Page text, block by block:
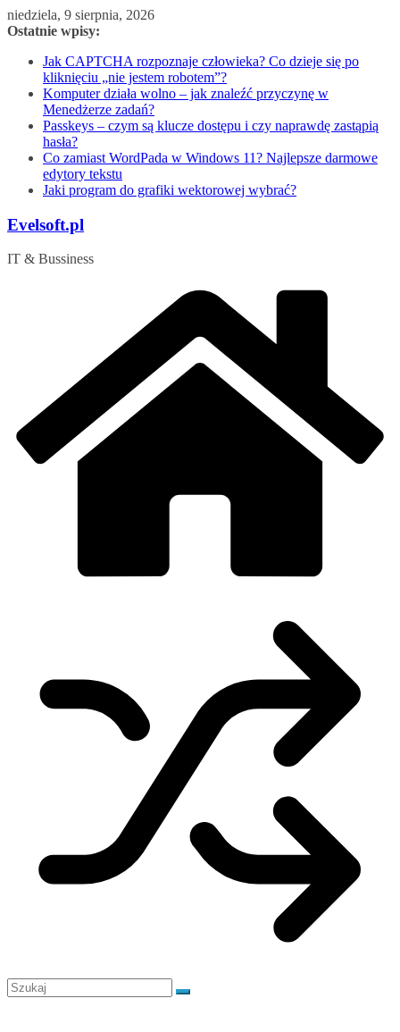
Przejdź
do
niedziela, 9 sierpnia, 2026
Ostatnie wpisy:
Jak CAPTCHA rozpoznaje człowieka? Co dzieje się po
kliknięciu „nie jestem robotem”?
Komputer działa wolno – jak znaleźć przyczynę w
Menedżerze zadań?
Passkeys – czym są klucze dostępu i czy naprawdę zastąpią
hasła?
Co zamiast WordPada w Windows 11? Najlepsze darmowe
edytory tekstu
Jaki program do grafiki wektorowej wybrać?
Evelsoft.pl
IT & Bussiness